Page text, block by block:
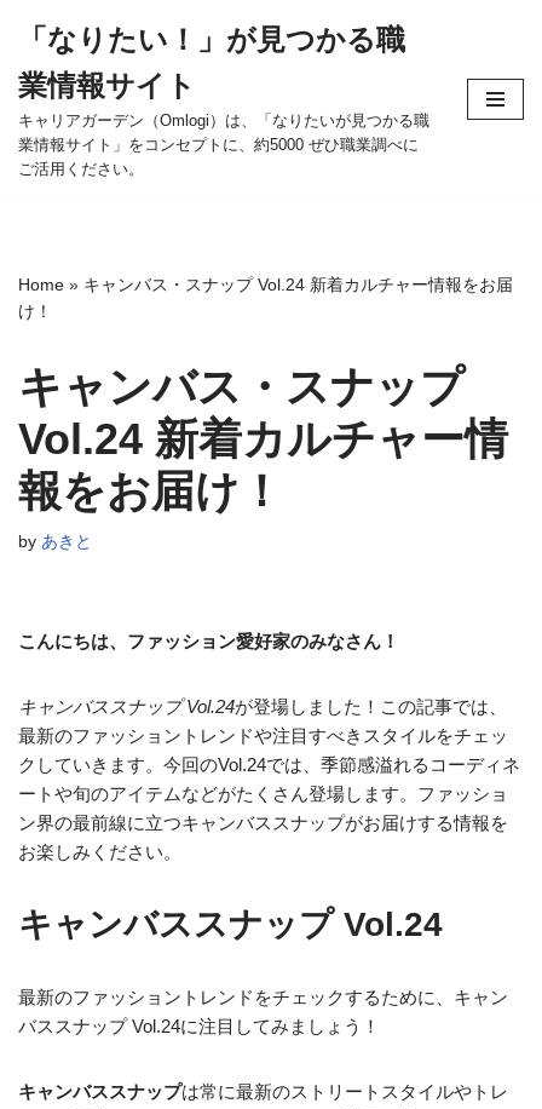
ン
テ
ン
ツ
ッ
プ
「なりたい！」が見つかる職
業情報サイト
キャリアガーデン（Omlogi）は、「なりたいが見つかる職
業情報サイト」をコンセプトに、約5000 ぜひ職業調べに
ご活用ください。
Home » キャンバス・スナップ Vol.24 新着カルチャー情報をお届
け！
キャンバス・スナップ
Vol.24 新着カルチャー情
報をお届け！
by あきと
こんにちは、ファッション愛好家のみなさん！
キャンバススナップ Vol.24が登場しました！この記事では、
最新のファッショントレンドや注目すべきスタイルをチェッ
クしていきます。今回のVol.24では、季節感溢れるコーディネ
ートや旬のアイテムなどがたくさん登場します。ファッショ
ン界の最前線に立つキャンバススナップがお届けする情報を
お楽しみください。
キャンバススナップ Vol.24
最新のファッショントレンドをチェックするために、キャン
バススナップ Vol.24に注目してみましょう！
キャンバススナップは常に最新のストリートスタイルやトレ